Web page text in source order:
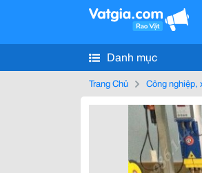
Danh mục
Trang Chủ Công nghiệp,